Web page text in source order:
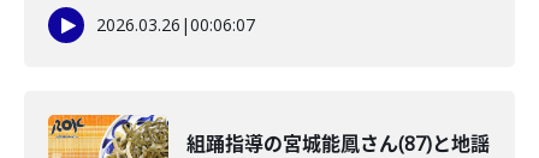
2026.03.26 |00:06:07
組踊指導の宮城能鳳さん(87)と地謡